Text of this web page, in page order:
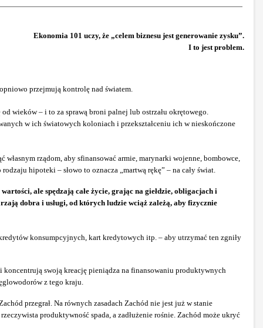
Ekonomia 101 uczy, że „celem biznesu jest generowanie zysku”.
I to jest problem.
przejmują kontrolę nad światem.
wieków – i to za sprawą broni palnej lub ostrzału okrętowego.
w ich światowych koloniach i przekształceniu ich w nieskończone
rządom, aby sfinansować armie, marynarki wojenne, bombowce,
hipoteki – słowo to oznacza „martwą rękę” – na cały świat.
ale spędzają całe życie, grając na giełdzie, obligacjach i
dobra i usługi, od których ludzie wciąż zależą, aby fizycznie
konsumpcyjnych, kart kredytowych itp. – aby utrzymać ten zgniły
swoją kreację pieniądza na finansowaniu produktywnych
z tego kraju.
przegrał. Na równych zasadach Zachód nie jest już w stanie
produktywność spada, a zadłużenie rośnie. Zachód może ukryć